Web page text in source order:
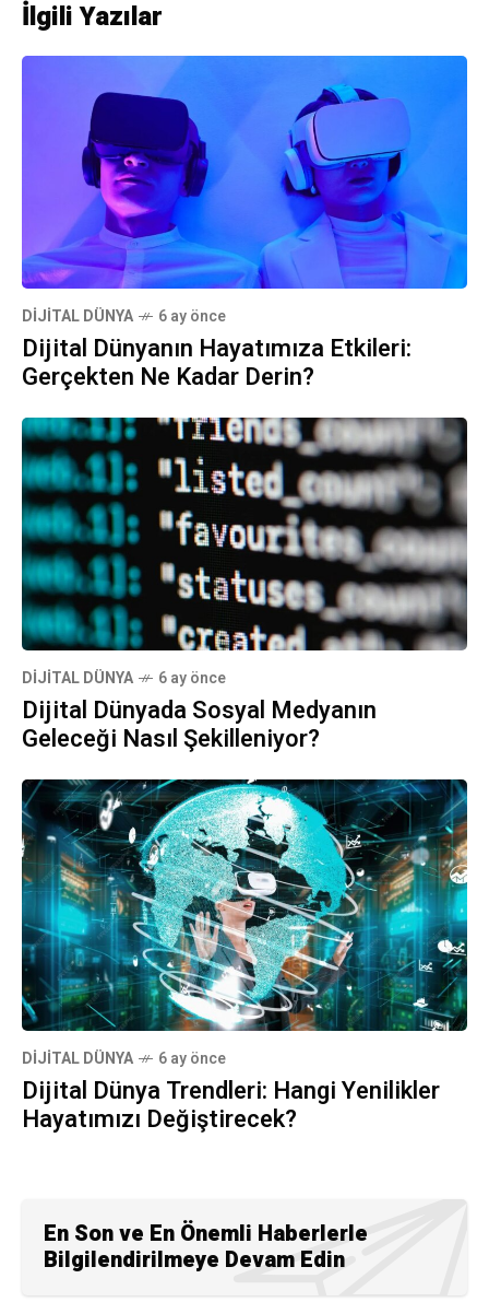
İlgili Yazılar
DIJITAL DÜNYA 6 ay önce
Dijital Dünyanın Hayatımıza Etkileri:
Gerçekten Ne Kadar Derin?
DIJITAL DÜNYA 6 ay önce
Dijital Dünyada Sosyal Medyanın
Geleceği Nasıl Şekilleniyor?
DIJITAL DÜNYA 6 ay önce
Dijital Dünya Trendleri: Hangi Yenilikler
Hayatımızı Değiştirecek?
En Son ve En Önemli Haberlerle
Bilgilendirilmeye Devam Edin